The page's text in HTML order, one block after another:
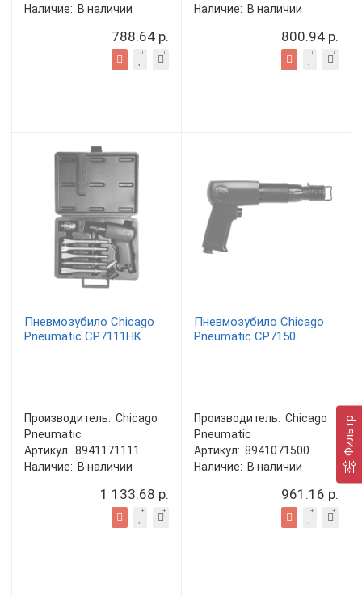
Фильтр
Наличие: В наличии
788.64 р.
Наличие: В наличии
800.94 р.
Пневмозубило Chicago
Pneumatic CP7111HK
Производитель: Chicago
Pneumatic
Артикул: 8941171111
Наличие: В наличии
1 133.68 р.
Пневмозубило Chicago
Pneumatic CP7150
Производитель: Chicago
Pneumatic
Артикул: 8941071500
Наличие: В наличии
961.16 р.